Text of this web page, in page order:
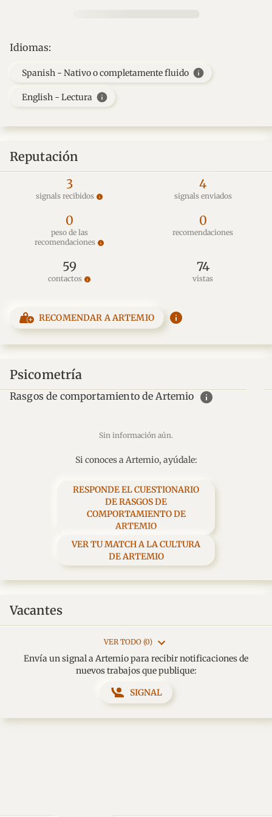
Idiomas:
Spanish - Nativo o completamente fluido info
English - Lectura info
Reputación
3
signals recibidos info
4
signals enviados
0
peso de las
recomendaciones info
0
recomendaciones
59
contactos info
74
vistas
RECOMENDAR A ARTEMIO info
Psicometría
Rasgos de comportamiento de Artemio info
Sin información aún.
Si conoces a Artemio, ayúdale:
RESPONDE EL CUESTIONARIO
DE RASGOS DE
COMPORTAMIENTO DE
ARTEMIO
VER TU MATCH A LA CULTURA
DE ARTEMIO
Vacantes
VER TODO (0)
Envía un signal a Artemio para recibir notificaciones de
nuevos trabajos que publique:
SIGNAL